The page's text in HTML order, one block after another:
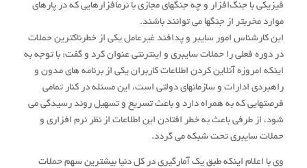
فیزیکی با جنگ‌افزار و چه جنگهای مجازی با نرمافزارهایی که در پارهای
موارد مخربتر از جنگها می توانند باشند.
این کارشناس امور سایبر و پدافند غیرعامل یکی از خطرناکترین حملات
در دوره فعلی را حملات سایبری و اینترنتی عنوان کرد و گفت: با توجه به
اینکه امروزه آنلاین کردن اطلاعات کاربران یکی از برنامه های مدون و
راهبردی ادارات و سازمانهای دولتی است، این مسئله در کنار تمامی
فرصتهایی که به همراه دارد و باعث تسریع و تسهیل روند رسیدگی می
شود، از طرفی باعث به خطر افتادن این اطلاعات از نظر نرم افزاری و
حملات سایبری تحت شبکه می گردد.
وی با اعلام اینکه طبق یک آمارگیری در کل دنیا بیشترین سهم حملات